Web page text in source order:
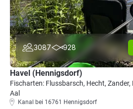
3087 928
Havel (Hennigsdorf)
Fischarten: Flussbarsch, Hecht, Zander,
Aal
Kanal bei 16761 Hennigsdorf